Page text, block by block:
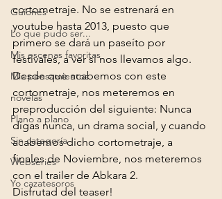
Guiones
Lo que pudo ser...
Mis escenas favoritas
Mis pensamientos
novelas
Plano a plano
Sin categoría
Webseries
Yo cazatesoros
cortometraje. No se estrenará en
youtube hasta 2013, puesto que
primero se dará un paseíto por
festivales, a ver si nos llevamos algo.
Desde que acabemos con este
cortometraje, nos meteremos en
preproducción del siguiente: Nunca
digas nunca, un drama social, y cuando
acabemos dicho cortometraje, a
finales de Noviembre, nos meteremos
con el trailer de Abkara 2.
Disfrutad del teaser!